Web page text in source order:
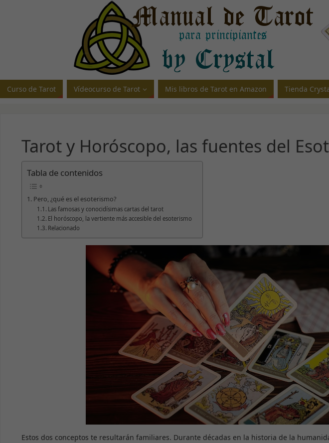
Curso de Tarot Vídeocurso de Tarot Mis libros de Tarot en Amazon Tienda
Tarot y Horóscopo, las fuentes del
Tabla de contenidos
Pero, ¿qué es el esoterismo?
Las famosas y conocidísimas cartas del tarot
El horóscopo, la vertiente más accesible del esoterismo
Relacionado
Estos dos conceptos te resultarán familiares. Durante décadas en la historia de la